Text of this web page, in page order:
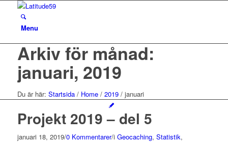
Menu
Arkiv för månad:
januari, 2019
Du är här: Startsida / Home / 2019 / januari
Projekt 2019 – del 5
januari 18, 2019/0 Kommentarer/i Geocaching, Statistik,